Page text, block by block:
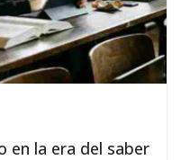
en la era del saber